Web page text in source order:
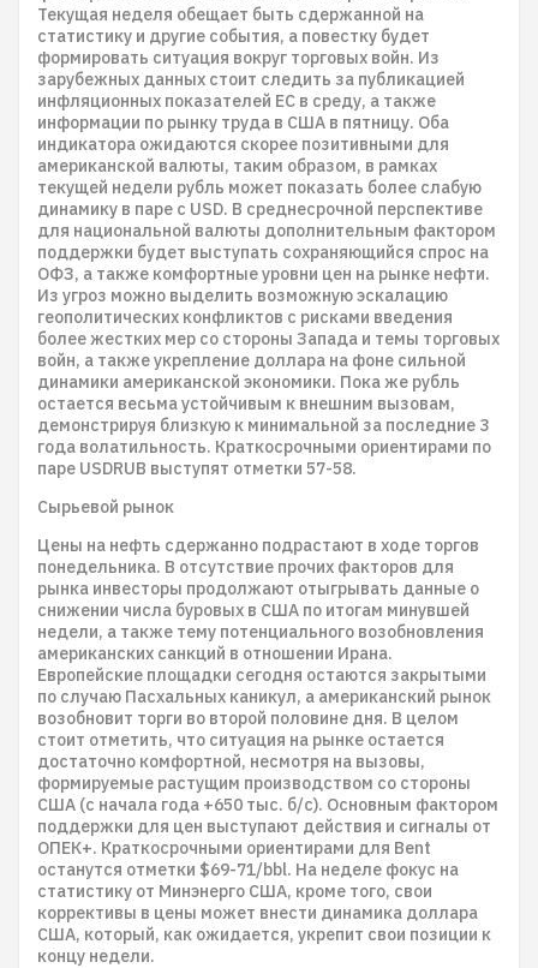
Текущая неделя обещает быть сдержанной на
статистику и другие события, а повестку будет
формировать ситуация вокруг торговых войн. Из
зарубежных данных стоит следить за публикацией
инфляционных показателей ЕС в среду, а также
информации по рынку труда в США в пятницу. Оба
индикатора ожидаются скорее позитивными для
американской валюты, таким образом, в рамках
текущей недели рубль может показать более слабую
динамику в паре с USD. В среднесрочной перспективе
для национальной валюты дополнительным фактором
поддержки будет выступать сохраняющийся спрос на
ОФЗ, а также комфортные уровни цен на рынке нефти.
Из угроз можно выделить возможную эскалацию
геополитических конфликтов с рисками введения
более жестких мер со стороны Запада и темы торговых
войн, а также укрепление доллара на фоне сильной
динамики американской экономики. Пока же рубль
остается весьма устойчивым к внешним вызовам,
демонстрируя близкую к минимальной за последние 3
года волатильность. Краткосрочными ориентирами по
паре USDRUB выступят отметки 57-58.
Сырьевой рынок
Цены на нефть сдержанно подрастают в ходе торгов
понедельника. В отсутствие прочих факторов для
рынка инвесторы продолжают отыгрывать данные о
снижении числа буровых в США по итогам минувшей
недели, а также тему потенциального возобновления
американских санкций в отношении Ирана.
Европейские площадки сегодня остаются закрытыми
по случаю Пасхальных каникул, а американский рынок
возобновит торги во второй половине дня. В целом
стоит отметить, что ситуация на рынке остается
достаточно комфортной, несмотря на вызовы,
формируемые растущим производством со стороны
США (с начала года +650 тыс. б/с). Основным фактором
поддержки для цен выступают действия и сигналы от
ОПЕК+. Краткосрочными ориентирами для Bent
останутся отметки $69-71/bbl. На неделе фокус на
статистику от Минэнерго США, кроме того, свои
коррективы в цены может внести динамика доллара
США, который, как ожидается, укрепит свои позиции к
концу недели.